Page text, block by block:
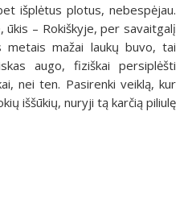
išplėtus plotus, nebespėjau.
– Rokiškyje, per savaitgalį
metais mažai laukų buvo, tai
augo, fiziškai persiplėšti
nei ten. Pasirenki veiklą, kur
iššūkių, nuryji tą karčią piliulę